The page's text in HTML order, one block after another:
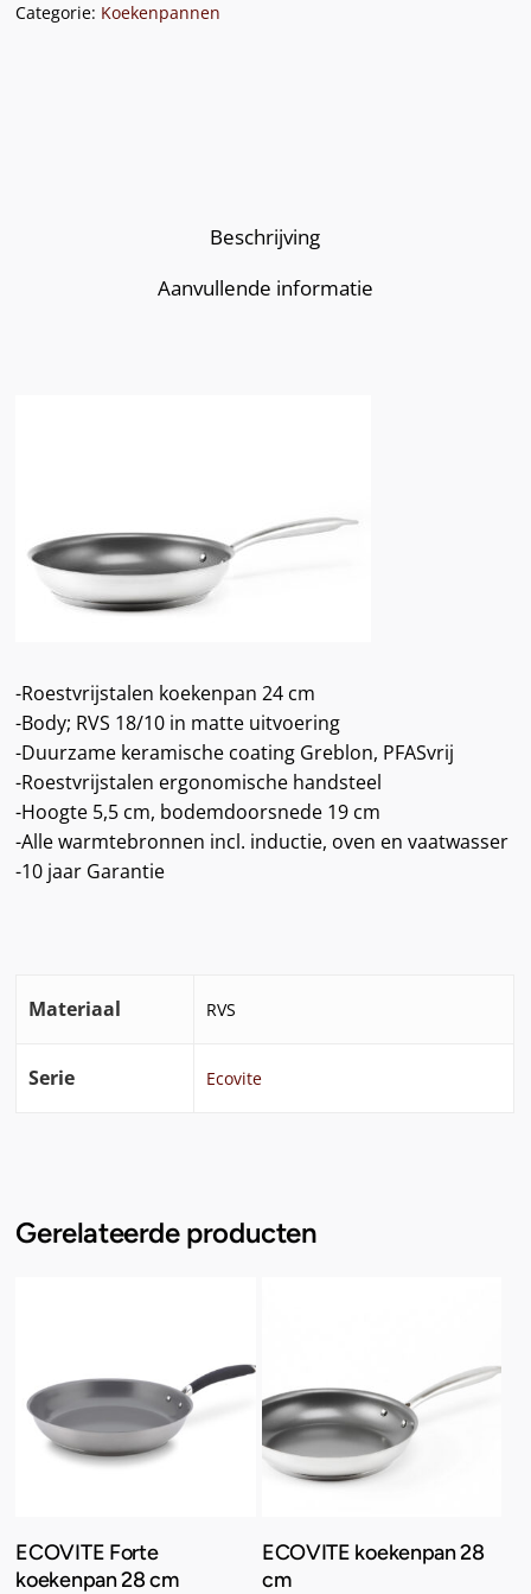
Categorie: Koekenpannen
Beschrijving
Aanvullende informatie
-Roestvrijstalen koekenpan 24 cm
-Body; RVS 18/10 in matte uitvoering
-Duurzame keramische coating Greblon, PFASvrij
-Roestvrijstalen ergonomische handsteel
-Hoogte 5,5 cm, bodemdoorsnede 19 cm
-Alle warmtebronnen incl. inductie, oven en vaatwasser
-10 jaar Garantie
Materiaal RVS
Serie Ecovite
Gerelateerde producten
Toevoegen Aan
Winkelwagen
ECOVITE Forte
koekenpan 28 cm
Toevoegen Aan
Winkelwagen
ECOVITE koekenpan 28
cm